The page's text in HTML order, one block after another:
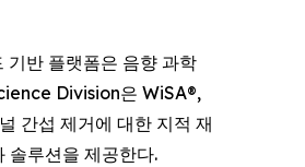
기반 플랫폼은 음향 과학
Division은 WiSA®,
간섭 제거에 대한 지적 재
루션을 제공한다.